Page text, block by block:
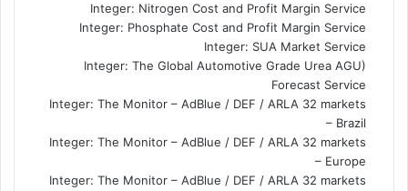
Integer: Nitrogen Cost and Profit Margin Service
Integer: Phosphate Cost and Profit Margin Service
Integer: SUA Market Service
Integer: The Global Automotive Grade Urea AGU)
Forecast Service
Integer: The Monitor – AdBlue / DEF / ARLA 32 markets
– Brazil
Integer: The Monitor – AdBlue / DEF / ARLA 32 markets
– Europe
Integer: The Monitor – AdBlue / DEF / ARLA 32 markets